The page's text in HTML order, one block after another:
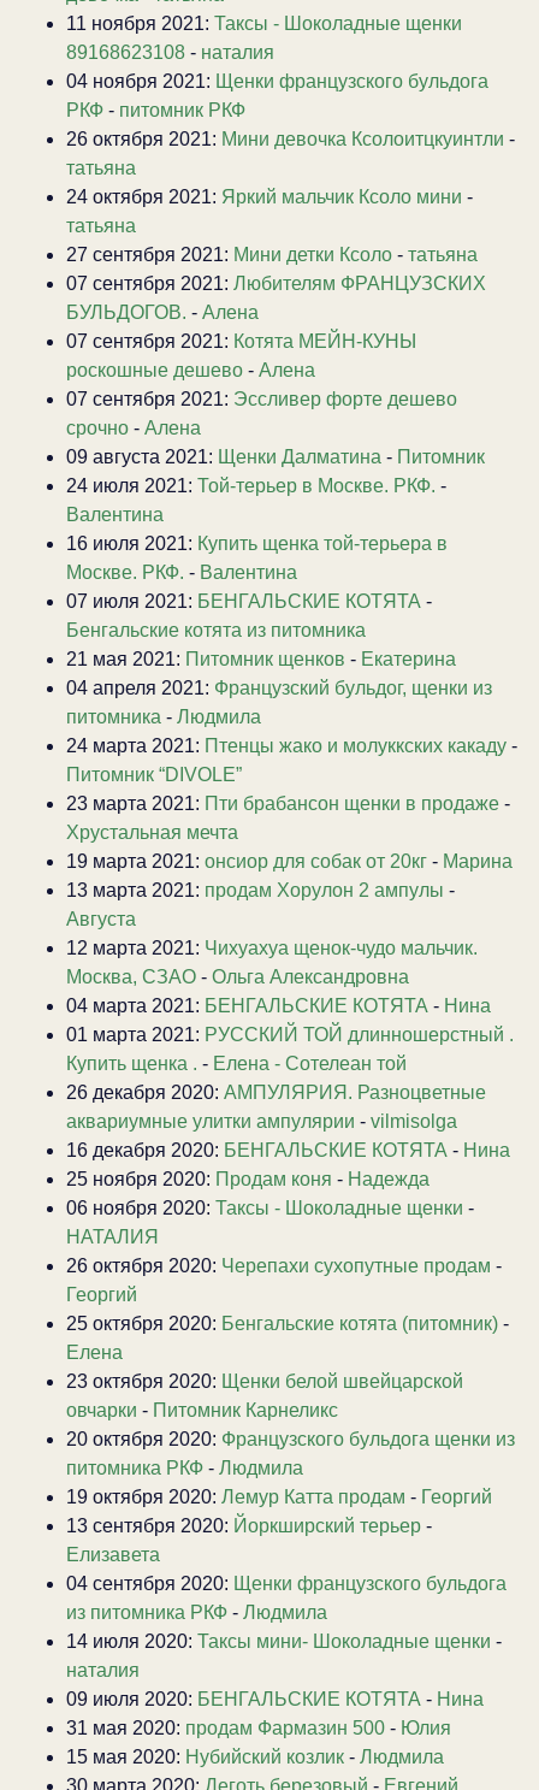
11 ноября 2021: Таксы - Шоколадные щенки
89168623108 - наталия
04 ноября 2021: Щенки французского бульдога
РКФ - питомник РКФ
26 октября 2021: Мини девочка Ксолоитцкуинтли -
татьяна
24 октября 2021: Яркий мальчик Ксоло мини -
татьяна
27 сентября 2021: Мини детки Ксоло - татьяна
07 сентября 2021: Любителям ФРАНЦУЗСКИХ
БУЛЬДОГОВ. - Алена
07 сентября 2021: Котята МЕЙН-КУНЫ
роскошные дешево - Алена
07 сентября 2021: Эссливер форте дешево
срочно - Алена
09 августа 2021: Щенки Далматина - Питомник
24 июля 2021: Той-терьер в Москве. РКФ. -
Валентина
16 июля 2021: Купить щенка той-терьера в
Москве. РКФ. - Валентина
07 июля 2021: БЕНГАЛЬСКИЕ КОТЯТА -
Бенгальские котята из питомника
21 мая 2021: Питомник щенков - Екатерина
04 апреля 2021: Французский бульдог, щенки из
питомника - Людмила
24 марта 2021: Птенцы жако и молуккских какаду -
Питомник “DIVOLE”
23 марта 2021: Пти брабансон щенки в продаже -
Хрустальная мечта
19 марта 2021: онсиор для собак от 20кг - Марина
13 марта 2021: продам Хорулон 2 ампулы -
Августа
12 марта 2021: Чихуахуа щенок-чудо мальчик.
Москва, СЗАО - Ольга Александровна
04 марта 2021: БЕНГАЛЬСКИЕ КОТЯТА - Нина
01 марта 2021: РУССКИЙ ТОЙ длинношерстный .
Купить щенка . - Елена - Сотелеан той
26 декабря 2020: АМПУЛЯРИЯ. Разноцветные
аквариумные улитки ампулярии - vilmisolga
16 декабря 2020: БЕНГАЛЬСКИЕ КОТЯТА - Нина
25 ноября 2020: Продам коня - Надежда
06 ноября 2020: Таксы - Шоколадные щенки -
НАТАЛИЯ
26 октября 2020: Черепахи сухопутные продам -
Георгий
25 октября 2020: Бенгальские котята (питомник) -
Елена
23 октября 2020: Щенки белой швейцарской
овчарки - Питомник Карнеликс
20 октября 2020: Французского бульдога щенки из
питомника РКФ - Людмила
19 октября 2020: Лемур Катта продам - Георгий
13 сентября 2020: Йоркширский терьер -
Елизавета
04 сентября 2020: Щенки французского бульдога
из питомника РКФ - Людмила
14 июля 2020: Таксы мини- Шоколадные щенки -
наталия
09 июля 2020: БЕНГАЛЬСКИЕ КОТЯТА - Нина
31 мая 2020: продам Фармазин 500 - Юлия
15 мая 2020: Нубийский козлик - Людмила
30 марта 2020: Деготь березовый - Евгений